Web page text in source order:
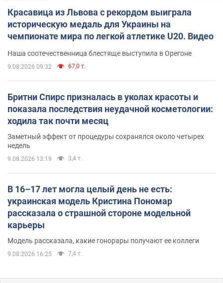
Красавица из Львова с рекордом выиграла
историческую медаль для Украины на
чемпионате мира по легкой атлетике U20. Видео
Наша соотечественница блестяще выступила в Орегоне
9.08.2026 09:32 67,0 т.
Бритни Спирс призналась в уколах красоты и
показала последствия неудачной косметологии:
ходила так почти месяц
Заметный эффект от процедуры сохранялся около четырех
недель
9.08.2026 13:19 3,4 т.
В 16–17 лет могла целый день не есть:
украинская модель Кристина Пономар
рассказала о страшной стороне модельной
карьеры
Модель рассказала, какие гонорары получают ее коллеги
9.08.2026 16:25 7,4 т.